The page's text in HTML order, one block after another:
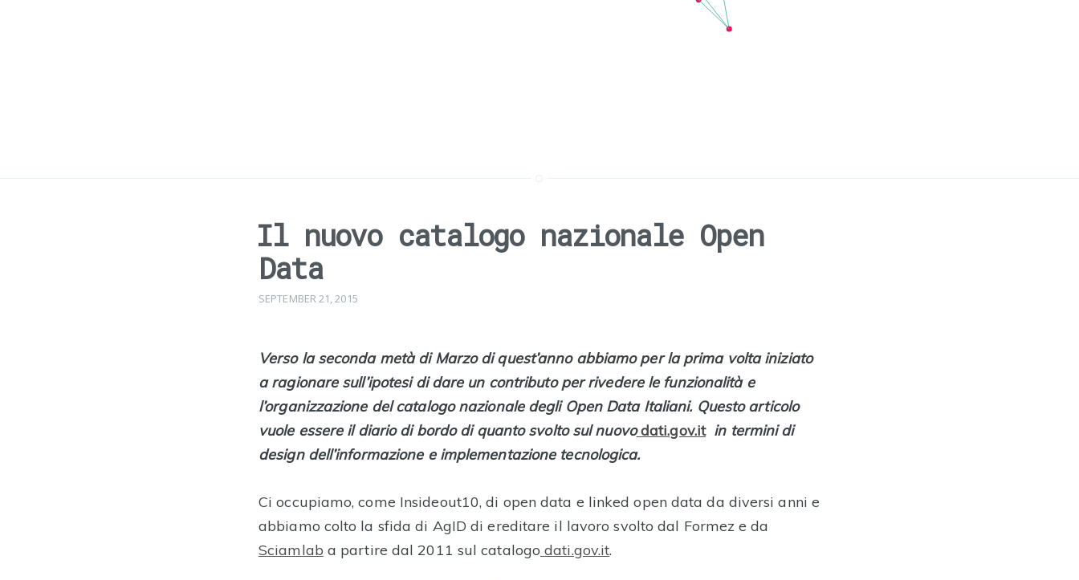
Il nuovo catalogo nazionale Open
Data
SEPTEMBER 21, 2015
Verso la seconda metà di Marzo di quest’anno abbiamo per la prima volta iniziato
a ragionare sull’ipotesi di dare un contributo per rivedere le funzionalità e
l’organizzazione del catalogo nazionale degli Open Data Italiani. Questo articolo
vuole essere il diario di bordo di quanto svolto sul nuovodati.gov.itin termini di
design dell’informazione e implementazione tecnologica.
Ci occupiamo, come Insideout10, di open data e linked open data da diversi anni e
abbiamo colto la sfida di AgID di ereditare il lavoro svolto dal Formez e da
Sciamlab a partire dal 2011 sul catalogo dati.gov.it.